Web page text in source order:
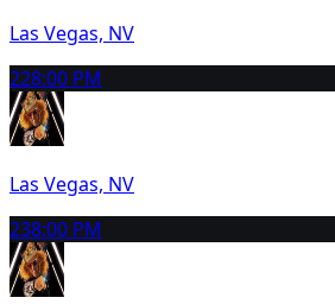
Las Vegas, NV
228:00 PM
Las Vegas, NV
238:00 PM